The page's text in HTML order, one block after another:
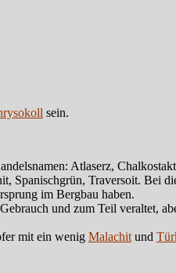
sein.
Atlaserz,
Traversoit. Bei
im Bergbau haben.
und zum Teil
mit ein wenig Malachit und